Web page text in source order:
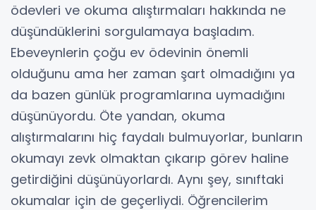
ödevleri ve okuma alıştırmaları hakkında ne
düşündüklerini sorgulamaya başladım.
Ebeveynlerin çoğu ev ödevinin önemli
olduğunu ama her zaman şart olmadığını ya
da bazen günlük programlarına uymadığını
düşünüyordu. Öte yandan, okuma
alıştırmalarını hiç faydalı bulmuyorlar, bunların
okumayı zevk olmaktan çıkarıp görev haline
getirdiğini düşünüyorlardı. Aynı şey, sınıftaki
okumalar için de geçerliydi. Öğrencilerim